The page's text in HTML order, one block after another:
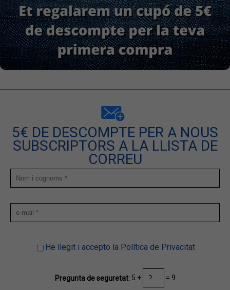
5€ DE DESCOMPTE PER A NOUS
SUBSCRIPTORS A LA LLISTA DE
CORREU
He llegit i accepto la Política de Privacitat
Pregunta de seguretat: 5 + = 9